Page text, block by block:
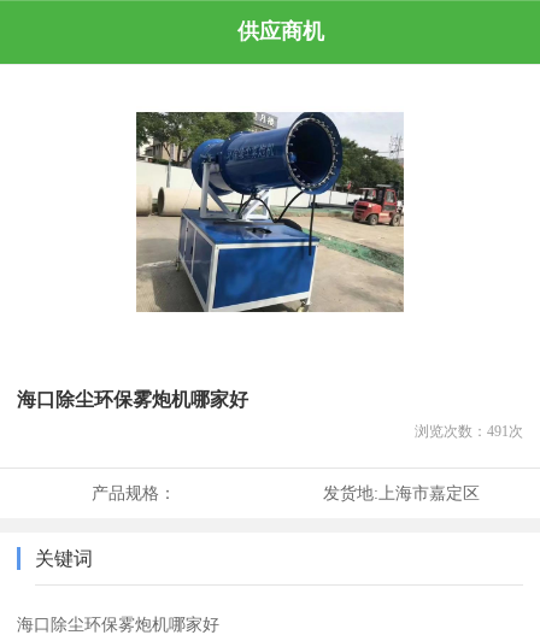
供应商机
海口除尘环保雾炮机哪家好
浏览次数： 491 次
产品规格： 发货地:上海市嘉定区
关键词
海口除尘环保雾炮机哪家好